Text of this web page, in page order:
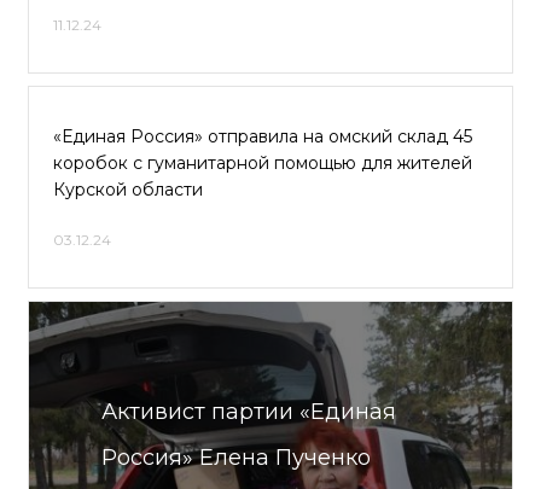
11.12.24
«Единая Россия» отправила на омский склад 45
коробок с гуманитарной помощью для жителей
Курской области
03.12.24
Активист партии «Единая
Россия» Елена Пученко